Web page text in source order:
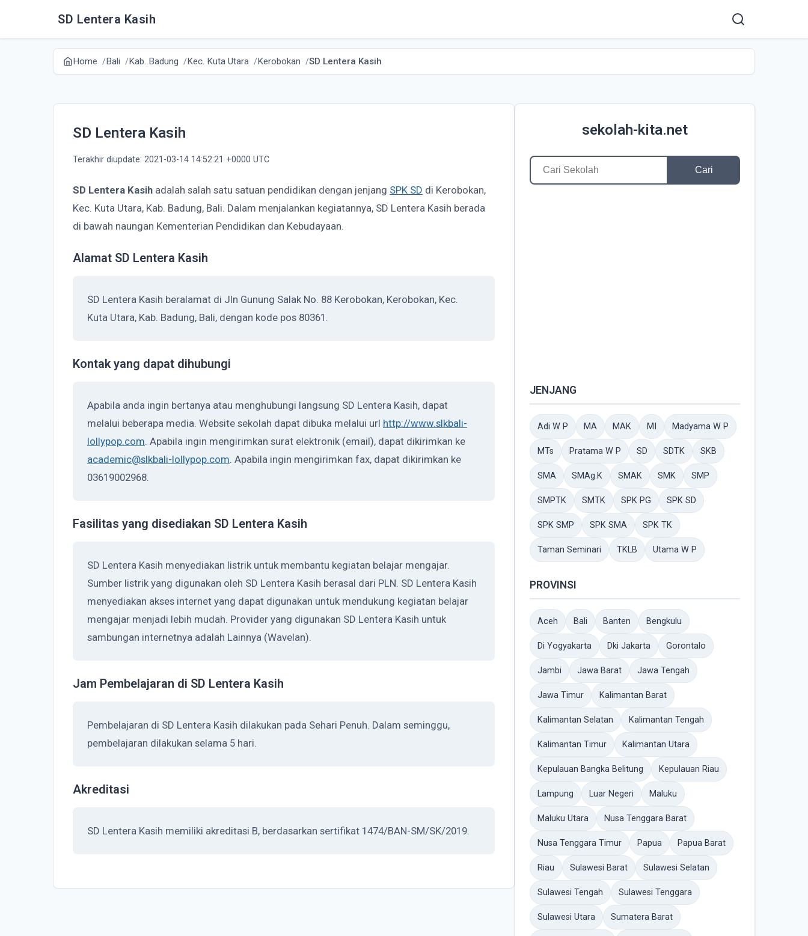
SD Lentera Kasih
Home Bali Kab. Badung Kec. Kuta Utara Kerobokan SD Lentera Kasih
SD Lentera Kasih
Terakhir diupdate: 2021-03-14 14:52:21 +0000 UTC
SD Lentera Kasih adalah salah satu satuan pendidikan dengan jenjang SPK SD di Kerobokan,
Kec. Kuta Utara, Kab. Badung, Bali. Dalam menjalankan kegiatannya, SD Lentera Kasih berada
di bawah naungan Kementerian Pendidikan dan Kebudayaan.
Alamat SD Lentera Kasih
SD Lentera Kasih beralamat di Jln Gunung Salak No. 88 Kerobokan, Kerobokan, Kec.
Kuta Utara, Kab. Badung, Bali, dengan kode pos 80361.
Kontak yang dapat dihubungi
Apabila anda ingin bertanya atau menghubungi langsung SD Lentera Kasih, dapat
melalui beberapa media. Website sekolah dapat dibuka melalui url http://www.slkbali-
lollypop.com. Apabila ingin mengirimkan surat elektronik (email), dapat dikirimkan ke
academic@slkbali-lollypop.com. Apabila ingin mengirimkan fax, dapat dikirimkan ke
03619002968.
Fasilitas yang disediakan SD Lentera Kasih
SD Lentera Kasih menyediakan listrik untuk membantu kegiatan belajar mengajar.
Sumber listrik yang digunakan oleh SD Lentera Kasih berasal dari PLN. SD Lentera Kasih
menyediakan akses internet yang dapat digunakan untuk mendukung kegiatan belajar
mengajar menjadi lebih mudah. Provider yang digunakan SD Lentera Kasih untuk
sambungan internetnya adalah Lainnya (Wavelan).
Jam Pembelajaran di SD Lentera Kasih
Pembelajaran di SD Lentera Kasih dilakukan pada Sehari Penuh. Dalam seminggu,
pembelajaran dilakukan selama 5 hari.
Akreditasi
SD Lentera Kasih memiliki akreditasi B, berdasarkan sertifikat 1474/BAN-SM/SK/2019.
sekolah-kita.net
Cari
JENJANG
Adi W P MA MAK MI Madyama W P
MTs Pratama W P SD SDTK SKB
SMA SMAg.K SMAK SMK SMP
SMPTK SMTK SPK PG SPK SD
SPK SMP SPK SMA SPK TK
Taman Seminari TKLB Utama W P
PROVINSI
Aceh Bali Banten Bengkulu
Di Yogyakarta Dki Jakarta Gorontalo
Jambi Jawa Barat Jawa Tengah
Jawa Timur Kalimantan Barat
Kalimantan Selatan Kalimantan Tengah
Kalimantan Timur Kalimantan Utara
Kepulauan Bangka Belitung Kepulauan Riau
Lampung Luar Negeri Maluku
Maluku Utara Nusa Tenggara Barat
Nusa Tenggara Timur Papua Papua Barat
Riau Sulawesi Barat Sulawesi Selatan
Sulawesi Tengah Sulawesi Tenggara
Sulawesi Utara Sumatera Barat